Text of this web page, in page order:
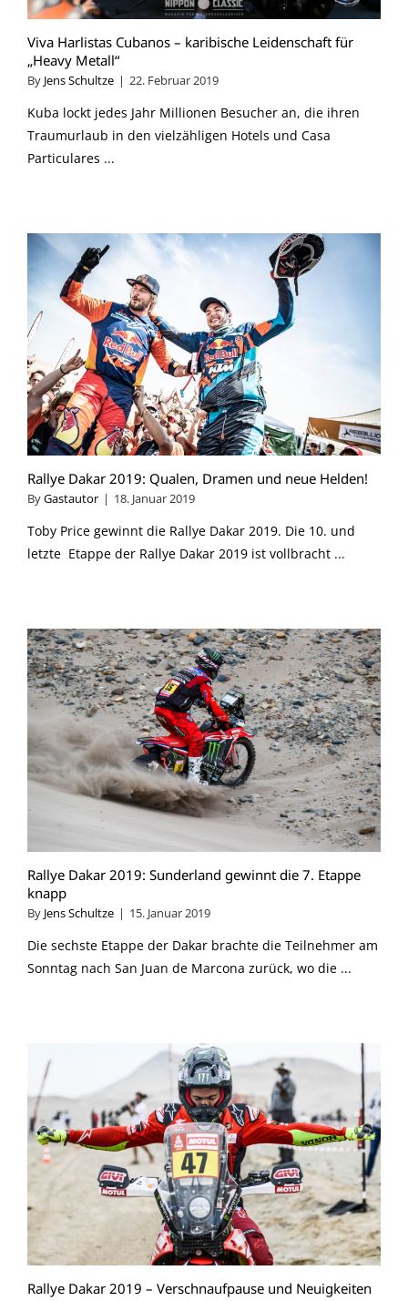
Viva Harlistas Cubanos – karibische Leidenschaft für
„Heavy Metall“
By Jens Schultze | 22. Februar 2019
Kuba lockt jedes Jahr Millionen Besucher an, die ihren
Traumurlaub in den vielzähligen Hotels und Casa
Particulares ...
Rallye Dakar 2019: Qualen, Dramen und neue Helden!
ByGastautor | 18. Januar 2019
Toby Price gewinnt die Rallye Dakar 2019. Die 10. und
letzte Etappe der Rallye Dakar 2019 ist vollbracht ...
Rallye Dakar 2019: Sunderland gewinnt die 7. Etappe
knapp
By Jens Schultze | 15. Januar 2019
Die sechste Etappe der Dakar brachte die Teilnehmer am
Sonntag nach San Juan de Marcona zurück, wo die ...
Rallye Dakar 2019 – Verschnaufpause und Neuigkeiten